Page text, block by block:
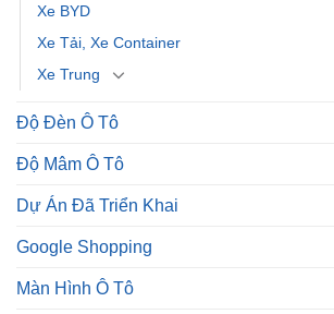
Xe BYD
Xe Tải, Xe Container
Xe Trung
Độ Đèn Ô Tô
Độ Mâm Ô Tô
Dự Án Đã Triển Khai
Google Shopping
Màn Hình Ô Tô